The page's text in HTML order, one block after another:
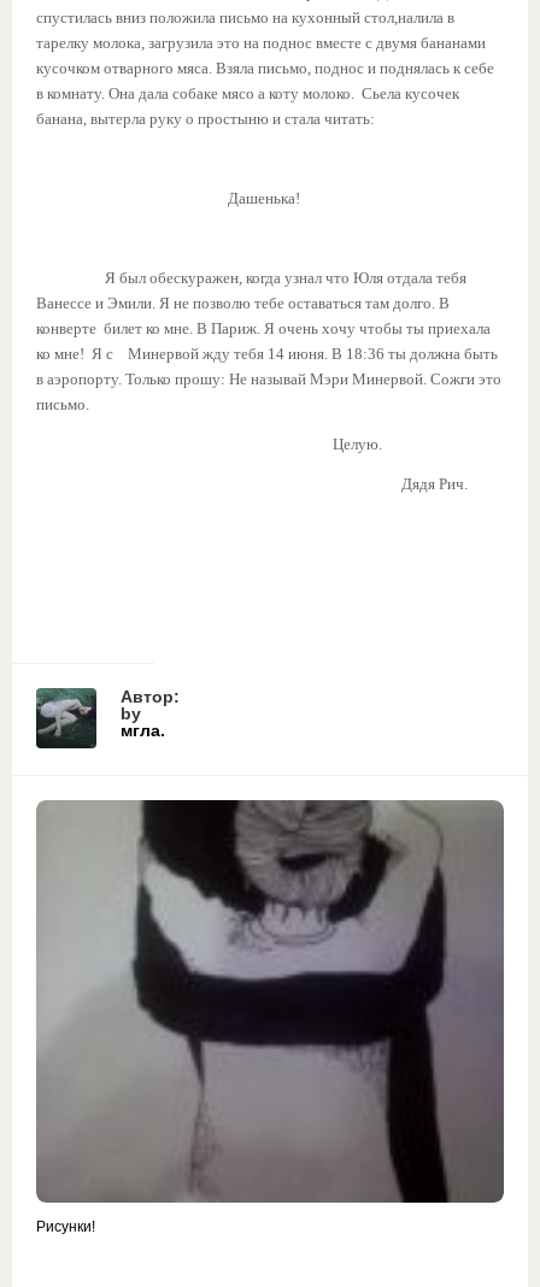
спустилась вниз положила письмо на кухонный стол,налила в
тарелку молока, загрузила это на поднос вместе с двумя бананами
кусочком отварного мяса. Взяла письмо, поднос и поднялась к себе
в комнату. Она дала собаке мясо а коту молоко. Сьела кусочек
банана, вытерла руку о простыню и стала читать:
Дашенька!
Я был обескуражен, когда узнал что Юля отдала тебя
Ванессе и Эмили. Я не позволю тебе оставаться там долго. В
конверте билет ко мне. В Париж. Я очень хочу чтобы ты приехала
ко мне! Я с Минервой жду тебя 14 июня. В 18:36 ты должна быть
в аэропорту. Только прошу: Не называй Мэри Минервой. Сожги это
письмо.
Целую.
Дядя Рич.
Автор:
by
мгла.
Рисунки!